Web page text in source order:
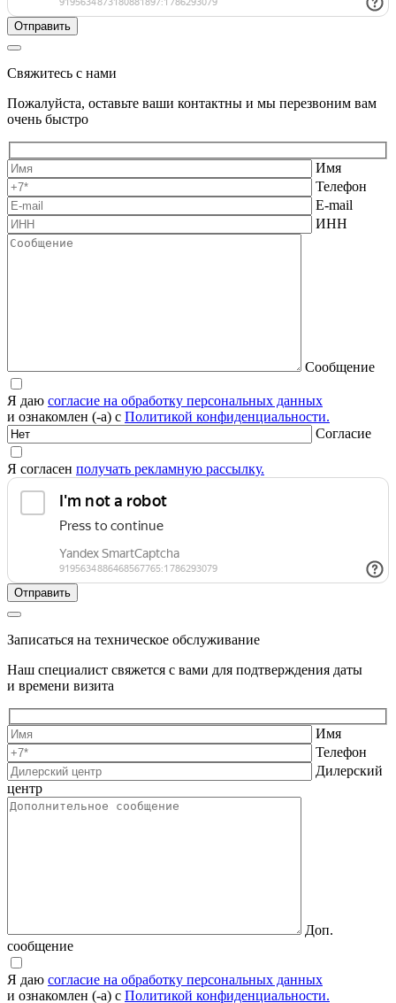
Свяжитесь с нами
Пожалуйста, оставьте ваши контактны и мы перезвоним вам
очень быстро
Имя
Телефон
E-mail
ИНН
Сообщение
Я даю согласие на обработку персональных данных
и ознакомлен (-а) с Политикой конфиденциальности.
Согласие
Я согласен получать рекламную рассылку.
Записаться на техническое обслуживание
Наш специалист свяжется с вами для подтверждения даты
и времени визита
Имя
Телефон
Дилерский
центр
Доп.
сообщение
Я даю согласие на обработку персональных данных
и ознакомлен (-а) с Политикой конфиденциальности.